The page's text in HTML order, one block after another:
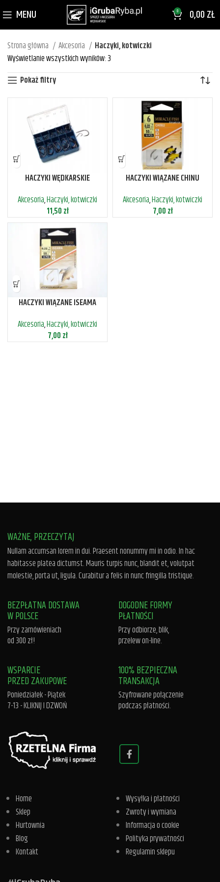
MENU 0 0,00ZŁ
Strona główna Akcesoria
Haczyki, kotwiczki
Wyświetlanie wszystkich wyników: 3
Pokaż filtry
HACZYKI WĘDKARSKIE
SZT
Akcesoria,Haczyki, kotwiczki
11,50zł
HACZYKI WIĄZANE CHINU
Akcesoria,Haczyki, kotwiczki
7,00zł
HACZYKI WIĄZANE ISEAMA
Akcesoria,Haczyki, kotwiczki
7,00zł
WAŻNE, PRZECZYTAJ
Nullam accumsan lorem in dui. Praesent nonummy mi in odio. In hac
habitasse platea dictumst. Mauris turpis nunc, blandit et, volutpat
molestie, porta ut, ligula. Curabitur a felis in nunc fringilla tristique.
BEZPŁATNA DOSTAWA
W POLSCE
Przy zamówieniach
od 300 zł!
DOGODNE FORMY
PŁATNOŚCI
Przy odbiorze, blik,
przelew on-line.
WSPARCIE
PRZED ZAKUPOWE
Poniedziałek - Piątek
7-13 -KLIKNIJ I DZWOŃ
100% BEZPIECZNA
TRANSAKCJA
Szyfrowane połączenie
podczas płatności.
Home
Sklep
Hurtownia
Blog
Kontakt
Wysyłka i płatności
Zwroty i wymiana
Informacja o cookie
Polityka prywatności
Regulamin sklepu